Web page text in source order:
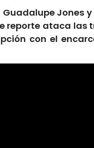
reporte ataca
con el